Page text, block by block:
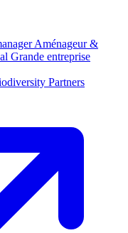
Aménageur &
Grande entreprise
Partners